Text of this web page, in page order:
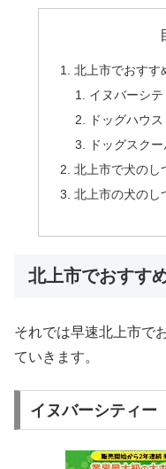
北上市でおすす
イヌバーシテ
ドッグハウ
ドッグスク
北上市で犬のし
北上市の犬のし
北上市でおすす
それでは早速北上市で
ていきます。
イヌバーシティー